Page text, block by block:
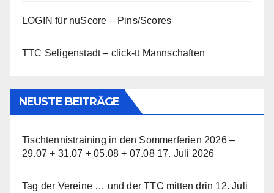
LOGIN für nuScore – Pins/Scores
TTC Seligenstadt – click-tt Mannschaften
NEUSTE BEITRÄGE
Tischtennistraining in den Sommerferien 2026 –
29.07 + 31.07 + 05.08 + 07.08 17. Juli 2026
Tag der Vereine … und der TTC mitten drin 12. Juli